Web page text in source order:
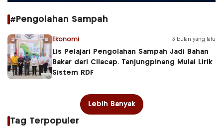
#Pengolahan Sampah
Ekonomi 3 bulan yang lalu
Lis Pelajari Pengolahan Sampah Jadi Bahan
Bakar dari Cilacap, Tanjungpinang Mulai Lirik
Sistem RDF
Lebih Banyak
Tag Terpopuler